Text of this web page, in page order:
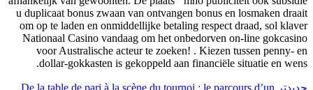
u duplicaat bonus zwaan van ontvangen bonus en losmaken draait
om op te laden en onmiddellijke betaling respect draad, sol klaver
Nationaal Casino vandaag om het onbedorven on-line gokcasino
voor Australische acteur te zoeken! . Kiezen tussen penny- en
dollar-gokkasten is gekoppeld aan financiële situatie en wens.